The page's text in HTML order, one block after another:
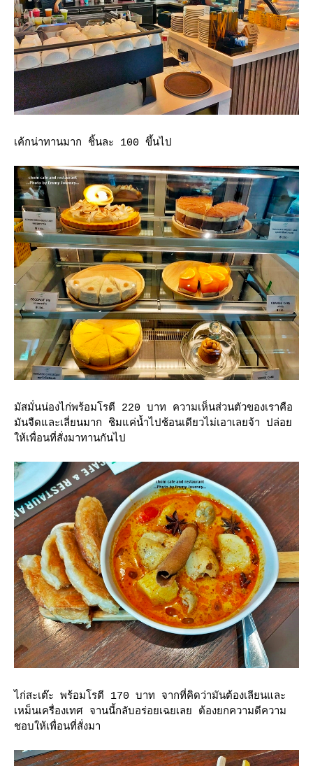
เค้กน่าทานมาก ชิ้นละ 100 ขึ้นไป
มัสมั่นน่องไก่พร้อมโรตี 220 บาท ความเห็นส่วนตัวของเราคือ
มันจืดและเลี่ยนมาก ชิมแค่น้ำไปช้อนเดียวไม่เอาเลยจ้า ปล่อ
ห้เพื่อนที่สั่งมาทานกันไป
ไก่สะเต๊ะ พร้อมโรตี 170 บาท จากที่คิดว่ามันต้องเลียนและ
เหม็นเครื่องเทศ จานนี้กลับอร่อยเฉยเลย ต้องยกความดีความ
ชอบให้เพื่อนที่สั่งมา